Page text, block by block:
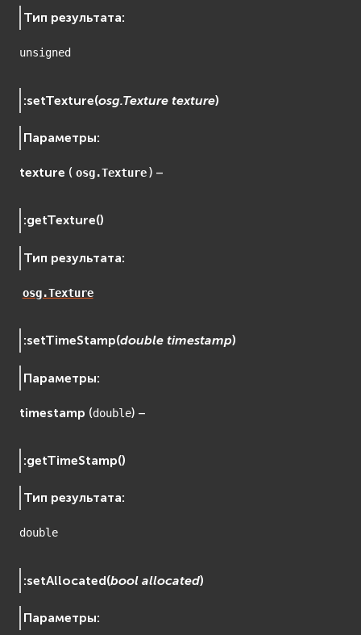
Тип результата:
unsigned
:setTexture(osg.Texture texture)
Параметры:
texture ( osg.Texture ) –
:getTexture()
Тип результата:
osg.Texture
:setTimeStamp(double timestamp)
Параметры:
timestamp (double) –
:getTimeStamp()
Тип результата:
double
:setAllocated(bool allocated)
Параметры: